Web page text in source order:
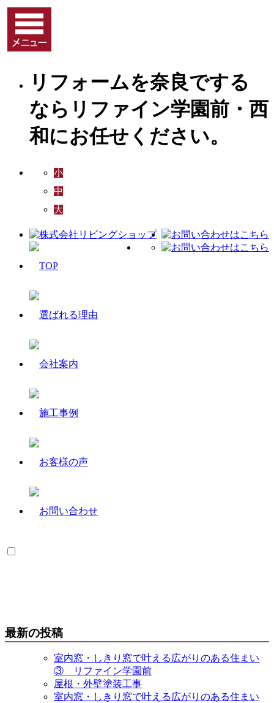
リフォームを奈良でする
ならリファイン学園前・西
和にお任せください。
小
中
大
最新の投稿
室内窓・しきり窓で叶える広がりのある住まい
③ リファイン学園前
屋根・外壁塗装工事
室内窓・しきり窓で叶える広がりのある住まい